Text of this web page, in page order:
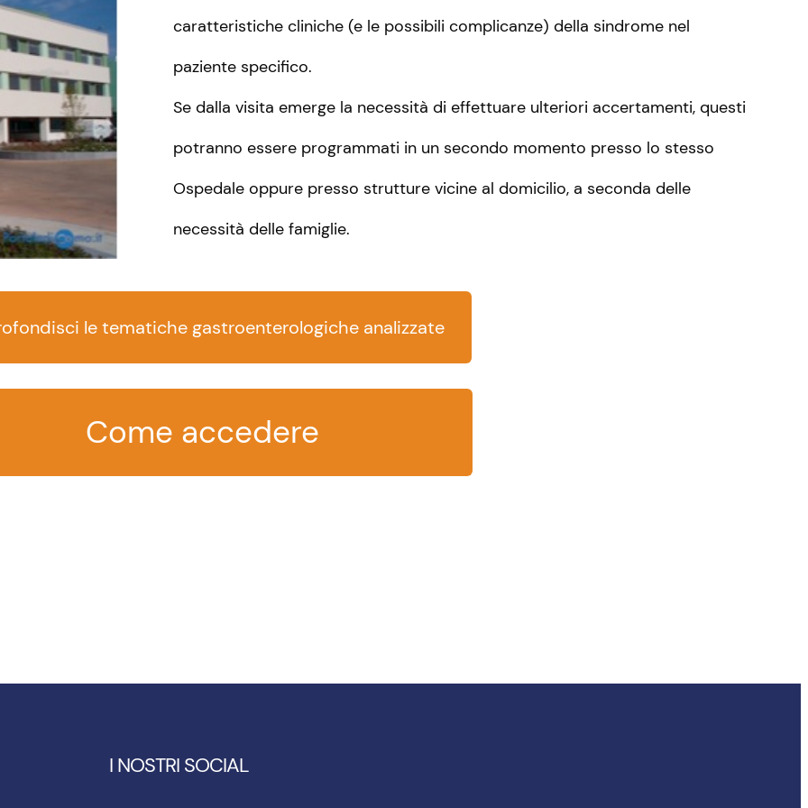
caratteristiche cliniche (e le possibili complicanze) della sindrome nel
paziente specifico.
Se dalla visita emerge la necessità di effettuare ulteriori accertamenti, questi
potranno essere programmati in un secondo momento presso lo stesso
Ospedale oppure presso strutture vicine al domicilio, a seconda delle
necessità delle famiglie.
le tematiche gastroenterologiche analizzate
Come accedere
I NOSTRI SOCIAL